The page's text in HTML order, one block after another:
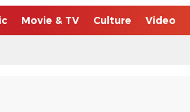
Movie & TV Culture Video